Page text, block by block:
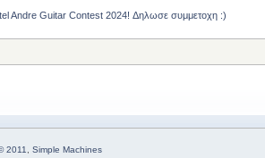
Andre Guitar Contest 2024! Δηλωσε συμμετοχη :)
2011 Simple Machines